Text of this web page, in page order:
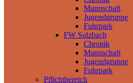
Mannschaft
Jugendgruppe
Fuhrpark
FW Sulzbach
Chronik
Mannschaft
Jugendgruppe
Fuhrpark
Pflichtbereich